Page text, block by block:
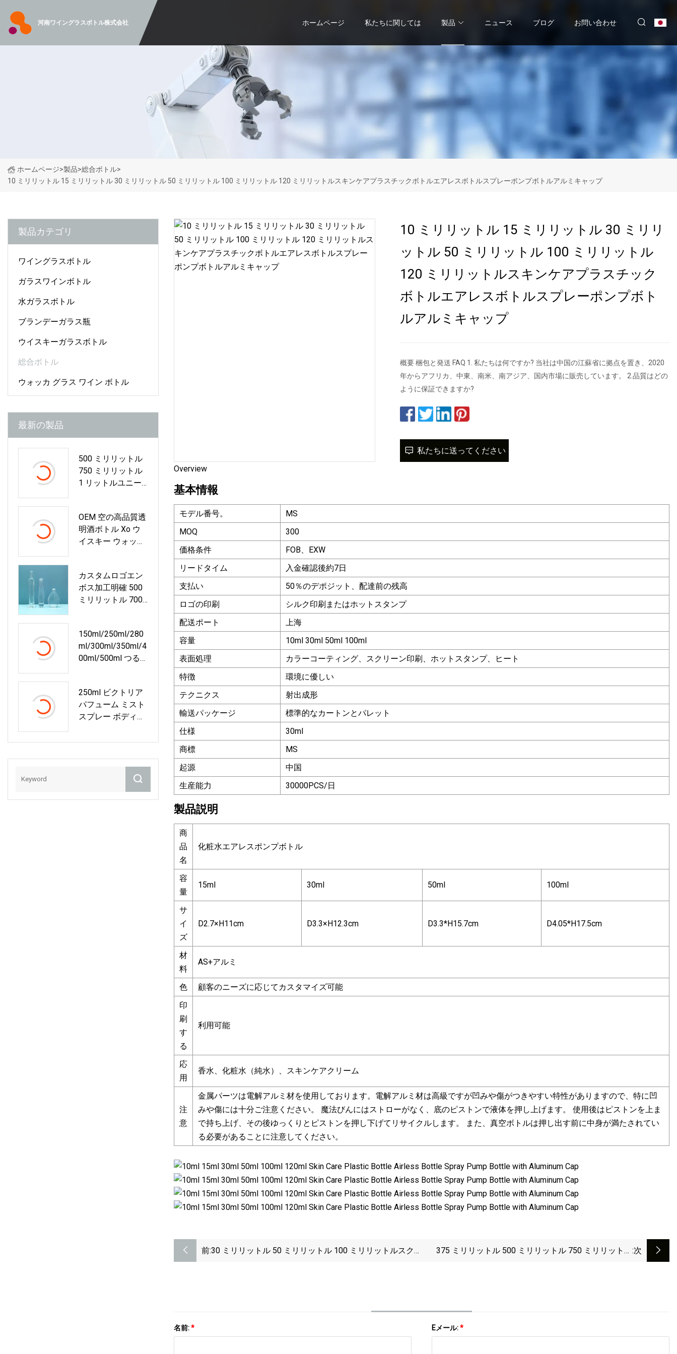
河南ワイングラスボトル株式会社 ホームページ 私たちに関しては 製品 ニュース ブログ お問い合わせ
ホームページ>製品>総合ボトル>
10 ミリリットル 15 ミリリットル 30 ミリリットル 50 ミリリットル 100 ミリリットル 120 ミリリットルスキンケアプラスチックボトルエアレスボトルスプレーポンプボトルアルミキャップ
製品カテゴリ
ワイングラスボトル
ガラスワインボトル
水ガラスボトル
ブランデーガラス瓶
ウイスキーガラスボトル
総合ボトル
ウォッカ グラス ワイン ボトル
最新の製品
500 ミリリットル
750 ミリリットル
1 リットルユニー
ーンボルドーブル
ゴーニュワイング
ラスボトルシャン
OEM 空の高品質透
明酒ボトル Xo ウ
イスキー ウォッカ
カスタムロゴエン
ボス加工明確 500
ミリリットル 700
テキーラ/ジン/ブ
ランデー/ラム/ウ
イスキー/ウォッカ
150ml/250ml/280
Ml/300ml/350ml/4
00ml/500ml つる/
ース/ブランデー/
ビール/化粧品/ウ
イスキー/香水/エ
ルガラスボトルメ
250ml ビクトリア
パフューム ミスト
スプレー ボディ用
ボトル
10 ミリリットル 15 ミリリットル 30 ミリリ
ットル 50 ミリリットル 100 ミリリットル
120 ミリリットルスキンケアプラスチック
ボトルエアレスボトルスプレーポンプボト
ルアルミキャップ
概要 梱包と発送 FAQ 1. 私たちは何ですか? 当社は中国の江蘇省に拠点を置き、2020
年からアフリカ、中東、南米、南アジア、国内市場に販売しています。 2.品質はどの
ように保証できますか?
私たちに送ってください
Overview
基本情報
モデル番号。
MS
MOQ
300
価格条件
FOB、EXW
リードタイム
入金確認後約7日
支払い
50％のデポジット、配達前の残高
ロゴの印刷
シルク印刷またはホットスタンプ
配送ポート
上海
容量
10ml 30ml 50ml 100ml
表面処理
カラーコーティング、スクリーン印刷、ホットスタンプ、ヒート
特徴
環境に優しい
テクニクス
射出成形
輸送パッケージ
標準的なカートンとパレット
仕様
30ml
商標
MS
起源
中国
生産能力
30000PCS/日
製品説明
商
品
名
化粧水エアレスポンプボトル
容
量
15ml 30ml 50ml 100ml
サ
イ
ズ
D2.7×H11cm D3.3×H12.3cm D3.3*H15.7cm D4.05*H17.5cm
材
料
AS+アルミ
色
顧客のニーズに応じてカスタマイズ可能
印
刷
す
る
利用可能
応
用
香水、化粧水（純水）、スキンケアクリーム
注
意
金属パーツは電解アルミ材を使用しております。電解アルミ材は高級ですが凹みや傷がつきやすい特性がありますので、特に凹
みや傷には十分ご注意ください。 魔法びんにはストローがなく、底のピストンで液体を押し上げます。 使用後はピストンを上ま
で持ち上げ、その後ゆっくりとピストンを押し下げてリサイクルします。 また、真空ボトルは押し出す前に中身が満たされてい
る必要があることに注意してください。
前:30 ミリリットル 50 ミリリットル 100 ミリリットルスク
375 ミリリットル 500 ミリリットル 750 ミリリットル :次
名前:* Eメール:*